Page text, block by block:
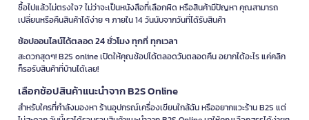
ซื้อไปแล้วไม่ตรงใจ? ไม่ว่าจะเป็นหนังสือที่เลือกผิด หรือสินค้ามีปัญหา คุณสามารถ
เปลี่ยนหรือคืนสินค้าได้ง่าย ๆ ภายใน 14 วันนับจากวันที่ได้รับสินค้า
ช้อปออนไลน์ได้ตลอด 24 ชั่วโมง ทุกที่ ทุกเวลา
สะดวกสุดๆ! B2S online เปิดให้คุณช้อปได้ตลอดวันตลอดคืน อยากได้อะไร แค่คลิก
ก็รอรับสินค้าที่บ้านได้เลย!
เลือกช้อปสินค้าแนะนำจาก B2S Online
สำหรับใครที่กำลังมองหา ร้านอุปกรณ์เครื่องเขียนใกล้ฉัน หรืออยากแวะร้าน B2S แต่